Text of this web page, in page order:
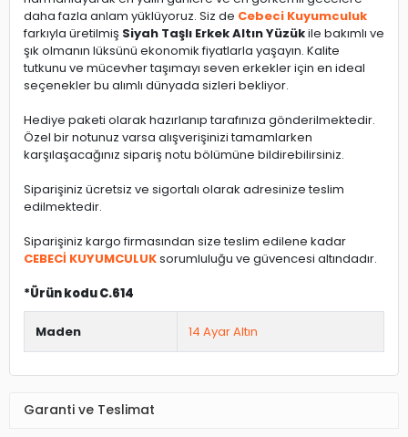
daha fazla anlam yüklüyoruz. Siz de Cebeci Kuyumculuk
farkıyla üretilmiş Siyah Taşlı Erkek Altın Yüzükile bakımlı ve
şık olmanın lüksünü ekonomik fiyatlarla yaşayın. Kalite
tutkunu ve mücevher taşımayı seven erkekler için en ideal
seçenekler bu alımlı dünyada sizleri bekliyor.
Hediye paketi olarak hazırlanıp tarafınıza gönderilmektedir.
Özel bir notunuz varsa alışverişinizi tamamlarken
karşılaşacağınız sipariş notu bölümüne bildirebilirsiniz.
Siparişiniz ücretsiz ve sigortalı olarak adresinize teslim
edilmektedir.
Siparişiniz kargo firmasından size teslim edilene kadar
CEBECİ KUYUMCULUKsorumluluğu ve güvencesi altındadır.
*Ürün kodu C.614
Maden 14 Ayar Altın
Garanti ve Teslimat